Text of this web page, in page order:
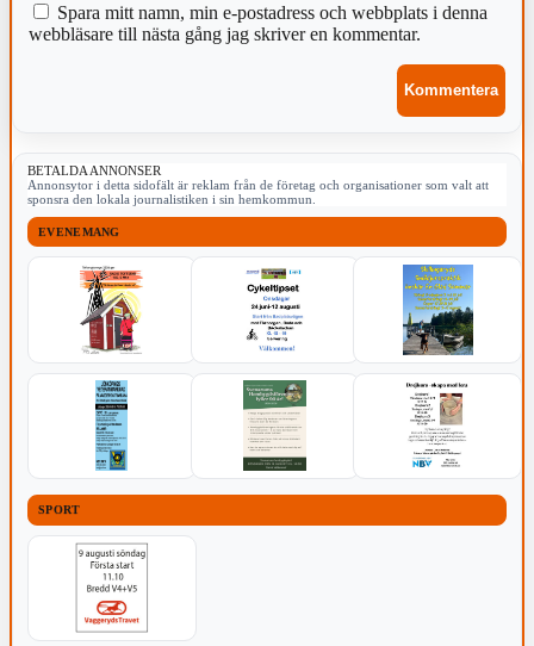
Spara mitt namn, min e-postadress och webbplats i denna
webbläsare till nästa gång jag skriver en kommentar.
BETALDA ANNONSER
Annonsytor i detta sidofält är reklam från de företag och organisationer som valt att
sponsra den lokala journalistiken i sin hemkommun.
EVENEMANG
SPORT